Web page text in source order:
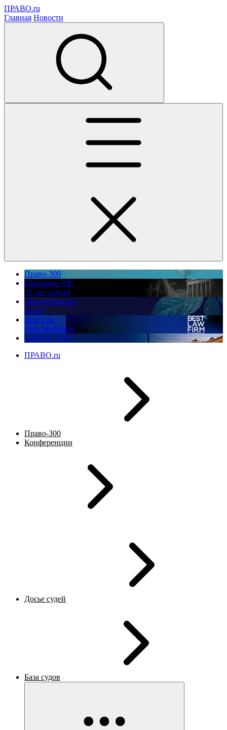
ПРАВО.ru
Главная Новости
Право-300
Юррынок РФ:
35 лет спустя
Экологическое
право
Best Law
Firm Marketing
ПМЮФ 2026
ПРАВО.ru
Право-300
Конференции
Досье судей
База судов